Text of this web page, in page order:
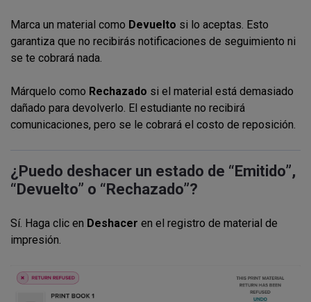
Marca un material como Devuelto si lo aceptas. Esto
garantiza que no recibirás notificaciones de seguimiento ni
se te cobrará nada.
Márquelo como Rechazado si el material está demasiado
dañado para devolverlo. El estudiante no recibirá
comunicaciones, pero se le cobrará el costo de reposición.
¿Puedo deshacer un estado de “Emitido”,
“Devuelto” o “Rechazado”?
Sí. Haga clic en Deshacer en el registro de material de
impresión.